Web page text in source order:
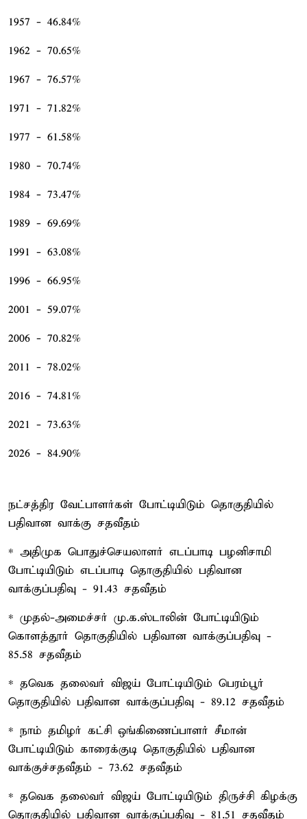
1957 - 46.84%
1962 - 70.65%
1967 - 76.57%
1971 - 71.82%
1977 - 61.58%
1980 - 70.74%
1984 - 73.47%
1989 - 69.69%
1991 - 63.08%
1996 - 66.95%
2001 - 59.07%
2006 - 70.82%
2011 - 78.02%
2016 - 74.81%
2021 - 73.63%
2026 - 84.90%
நட்சத்திர வேட்பாளர்கள் போட்டியிடும் தொகுதியில்
பதிவான வாக்கு சதவீதம்
* அதிமுக பொதுச்செயலாளர் எடப்பாடி பழனிசாமி
போட்டியிடும் எடப்பாடி தொகுதியில் பதிவான
வாக்குப்பதிவு - 91.43 சதவீதம்
* முதல்-அமைச்சர் மு.க.ஸ்டாலின் போட்டியிடும்
கொளத்தூர் தொகுதியில் பதிவான வாக்குப்பதிவு -
85.58 சதவீதம்
* தவெக தலைவர் விஜய் போட்டியிடும் பெரம்பூர்
தொகுதியில் பதிவான வாக்குப்பதிவு - 89.12 சதவீதம்
* நாம் தமிழர் கட்சி ஒங்கிணைப்பாளர் சீமான்
போட்டியிடும் காரைக்குடி தொகுதியில் பதிவான
வாக்குச்சதவீதம் - 73.62 சதவீதம்
* தவெக தலைவர் விஜய் போட்டியிடும் திருச்சி கிழக்கு
தொகுதியில் பதிவான வாக்குப்பதிவு - 81.51 சதவீதம்